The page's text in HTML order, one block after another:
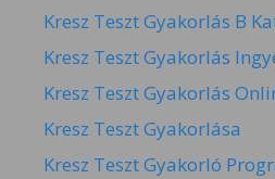
Kresz Teszt Gyakorlás B
Kresz Teszt Gyakorlás
Kresz Teszt Gyakorlás
Kresz Teszt Gyakorlása
Kresz Teszt Gyakorló